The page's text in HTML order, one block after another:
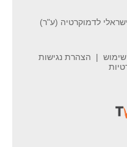
לדמוקרטיה (ע"ר)
הצהרת נגישות